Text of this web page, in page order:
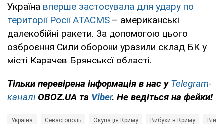
Україна вперше застосувала для удару по
території Росії ATACMS – американські
далекобійні ракети. За допомогою цього
озброєння Сили оборони уразили склад БК у
місті Карачев Брянської області.
Тільки перевірена інформація в нас у Telegram-
каналіOBOZ.UA та Viber. Не ведіться на фейки!
Україна Севастополь Окупація Криму Вибухи в Криму